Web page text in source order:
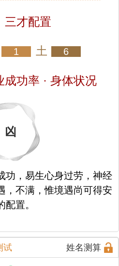
三才配置
1 土 6
成功率 · 身体状况
凶
功，易生心身过劳，神经
，不满，惟境遇尚可得安
配置。
试 姓名测算